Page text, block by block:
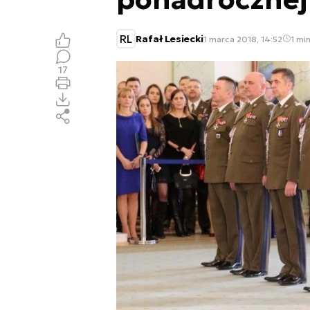
RL Rafał Lesiecki1 marca 2018, 14:52 1
17